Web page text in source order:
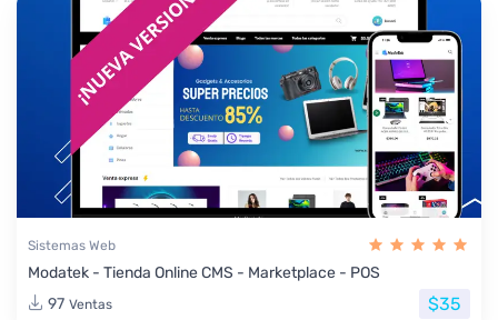
Sistemas Web
Modatek - Tienda Online CMS - Marketplace - POS
97 Ventas $35